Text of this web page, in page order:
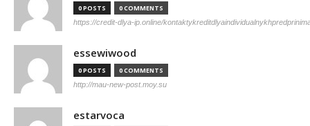
0 POSTS 0 COMMENTS
https://credit-dlya-ip.online/
essewiwood
0 POSTS 0 COMMENTS
http://mau-new-post.moy.su
estarvoca